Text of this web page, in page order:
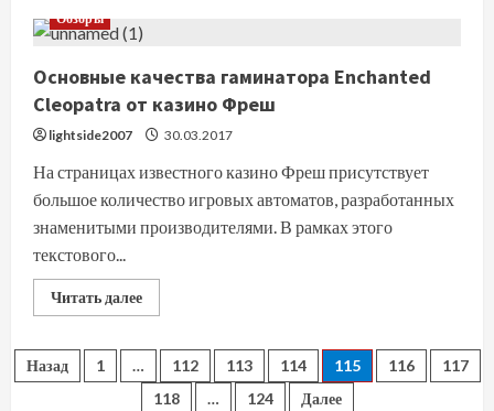
розетки:
разновидности
Обзоры
Основные качества гаминатора Enchanted
Cleopatra от казино Фреш
lightside2007 30.03.2017
На страницах известного казино Фреш присутствует
большое количество игровых автоматов, разработанных
знаменитыми производителями. В рамках этого
текстового...
Читать далееПрочитать
больше
качества
гаминатора
Enchanted
Cleopatra
Пагинация
Назад 1 … 112 113 114 115 116
117
118
… 124 Далее